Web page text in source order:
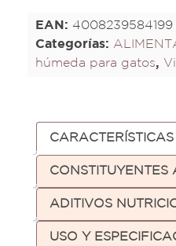
EAN: 4008239584199
Categorías:
húmeda para gatos,
CARACTERÍSTICAS
CONSTITUYENTES
ADITIVOS
USO Y